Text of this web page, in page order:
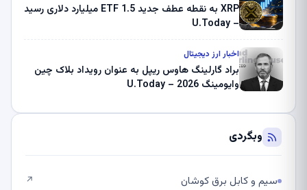
XRP به نقطه عطف جدید ETF 1.5 میلیارد دلاری رسید
– U.Today
اخبار ارز دیجیتال
براد گارلینگ هاوس ریپل به عنوان رویداد بلاک چین
وایومینگ 2026 – U.Today
وبگردی
سیم و کابل برق کوشان ↗